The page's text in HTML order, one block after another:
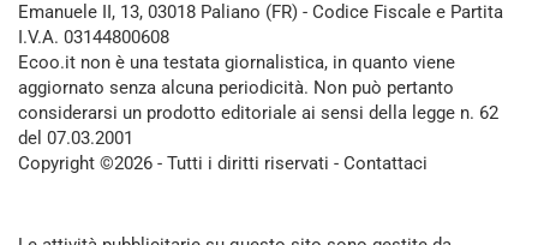
Emanuele II, 13, 03018 Paliano (FR) - Codice Fiscale e Partita
I.V.A. 03144800608
Ecoo.it non è una testata giornalistica, in quanto viene
aggiornato senza alcuna periodicità. Non può pertanto
considerarsi un prodotto editoriale ai sensi della legge n. 62
del 07.03.2001
Copyright ©2026 - Tutti i diritti riservati - Contattaci